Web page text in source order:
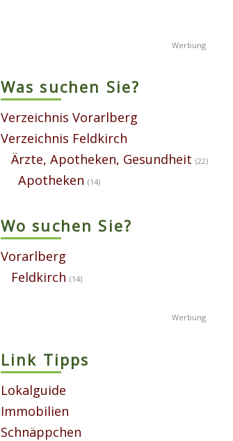
Was suchen Sie?
Verzeichnis Vorarlberg
Verzeichnis Feldkirch
Ärzte, Apotheken, Gesundheit (22)
Apotheken (14)
Wo suchen Sie?
Vorarlberg
Feldkirch (14)
Link Tipps
Lokalguide
Immobilien
Schnäppchen